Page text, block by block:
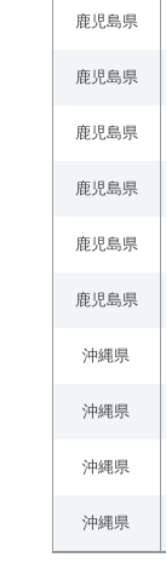
鹿児島県
鹿児島県
鹿児島県
鹿児島県
鹿児島県
鹿児島県
沖縄県
沖縄県
沖縄県
沖縄県